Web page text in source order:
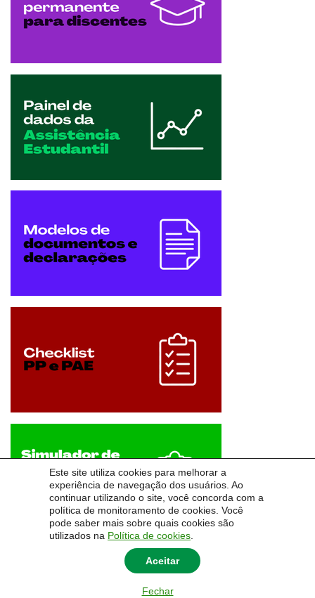
Este site utiliza cookies para melhorar a
experiência de navegação dos usuários. Ao
continuar utilizando o site, você concorda com a
política de monitoramento de cookies. Você
pode saber mais sobre quais cookies são
utilizados na Política de cookies
Aceitar
Fechar